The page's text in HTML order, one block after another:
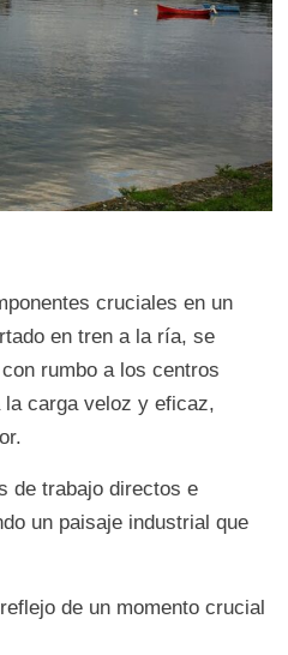
cruciales en un
en tren a la ría, se
rumbo a los centros
la carga veloz y eficaz,
de trabajo directos e
un paisaje industrial que
de un momento crucial